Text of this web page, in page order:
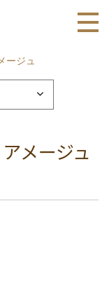
ージュ
メージュ